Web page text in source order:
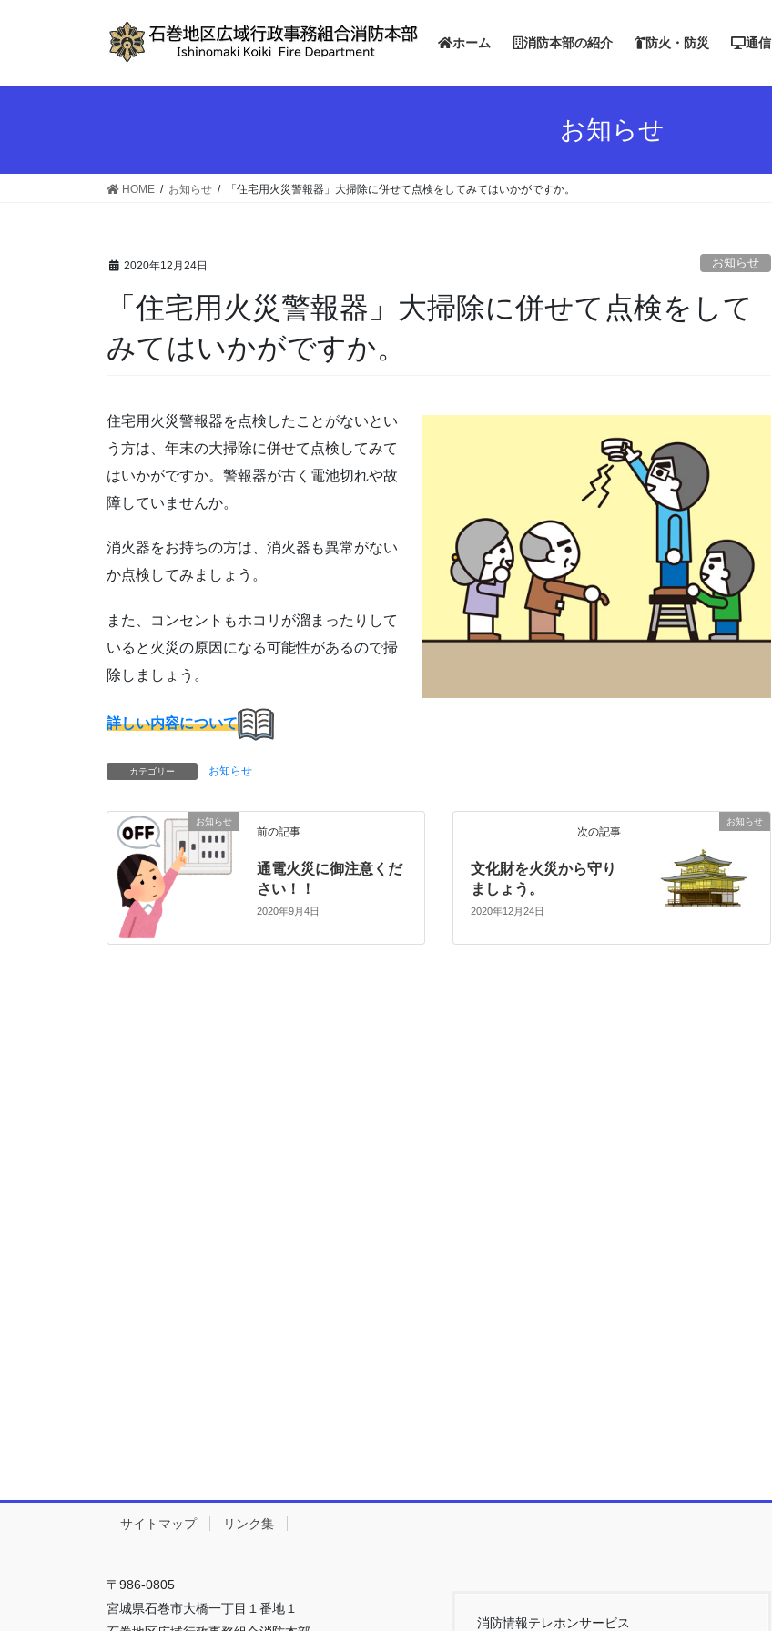
ホーム 消防本部の紹介 防火・防災 通信
お知らせ
HOME お知らせ 「住宅用火災警報器」大掃除に併せて点検をしてみてはいかがですか。
2020年12月24日 お知らせ
「住宅用火災警報器」大掃除に併せて点検をして
みてはいかがですか。
住宅用火災警報器を点検したことがないとい
う方は、年末の大掃除に併せて点検してみて
はいかがですか。警報器が古く電池切れや故
障していませんか。
消火器をお持ちの方は、消火器も異常がない
か点検してみましょう。
また、コンセントもホコリが溜まったりして
いると火災の原因になる可能性があるので掃
除しましょう。
詳しい内容について
カテゴリー お知らせ
お知らせ
前の記事
通電火災に御注意くだ
さい！！
2020年9月4日
お知らせ
次の記事
文化財を火災から守り
ましょう。
2020年12月24日
サイトマップ リンク集
〒986-0805
宮城県石巻市大橋一丁目１番地１
消防情報テレホンサービス